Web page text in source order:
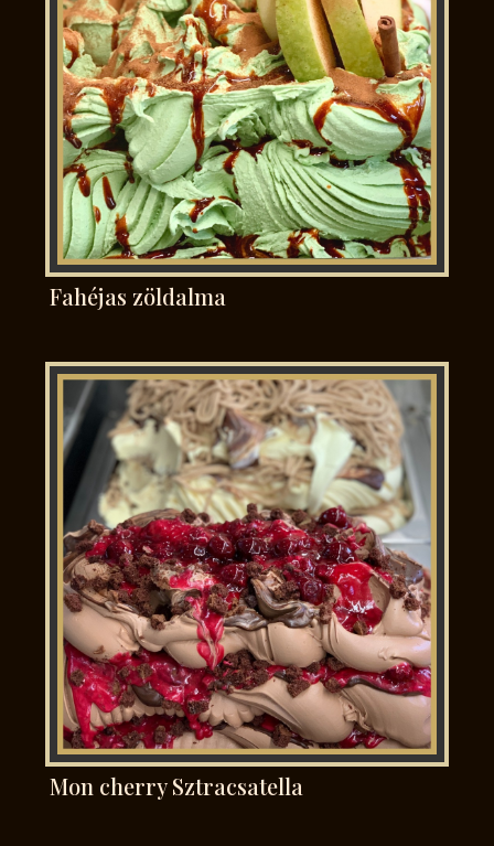
Fahéjas zöldalma
Mon cherry Sztracsatella